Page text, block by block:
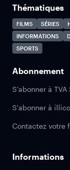
Thématiques
FILMS SÉRIES
INFORMATIONS
SPORTS
Abonnement
S'abonner à TVA
S'abonner à
Contactez votre
Informations